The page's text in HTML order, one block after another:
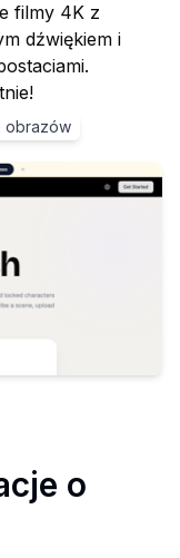
filmy 4K z
dźwiękiem i
obrazów
o